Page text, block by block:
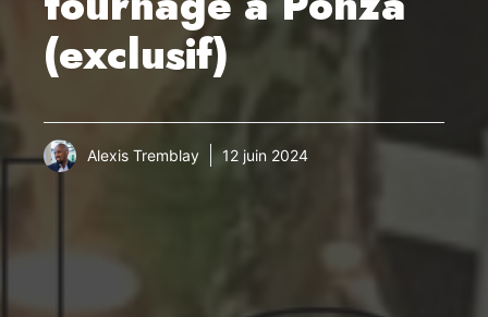
(exclusif)
Alexis Tremblay 12 juin 2024